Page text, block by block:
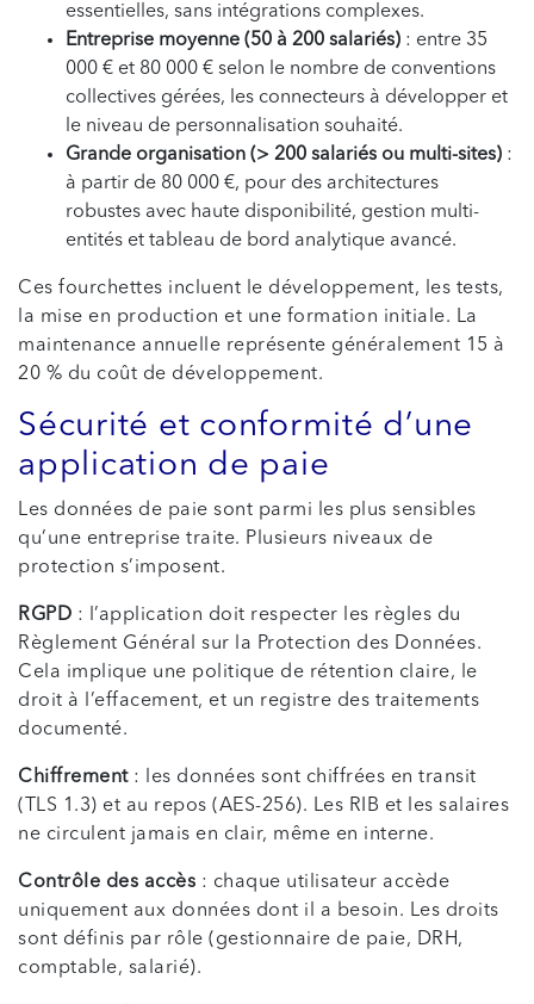
essentielles, sans intégrations complexes.
Entreprise moyenne (50 à 200 salariés) : entre 35
000 € et 80 000 € selon le nombre de conventions
collectives gérées, les connecteurs à développer et
le niveau de personnalisation souhaité.
Grande organisation (> 200 salariés ou multi-sites) :
à partir de 80 000 €, pour des architectures
robustes avec haute disponibilité, gestion multi-
entités et tableau de bord analytique avancé.
Ces fourchettes incluent le développement, les tests,
la mise en production et une formation initiale. La
maintenance annuelle représente généralement 15 à
20 % du coût de développement.
Sécurité et conformité d’une
application de paie
Les données de paie sont parmi les plus sensibles
qu’une entreprise traite. Plusieurs niveaux de
protection s’imposent.
RGPD : l’application doit respecter les règles du
Règlement Général sur la Protection des Données.
Cela implique une politique de rétention claire, le
droit à l’effacement, et un registre des traitements
documenté.
Chiffrement: les données sont chiffrées en transit
(TLS 1.3) et au repos (AES-256). Les RIB et les salaires
ne circulent jamais en clair, même en interne.
Contrôle des accès : chaque utilisateur accède
uniquement aux données dont il a besoin. Les droits
sont définis par rôle (gestionnaire de paie, DRH,
comptable, salarié).